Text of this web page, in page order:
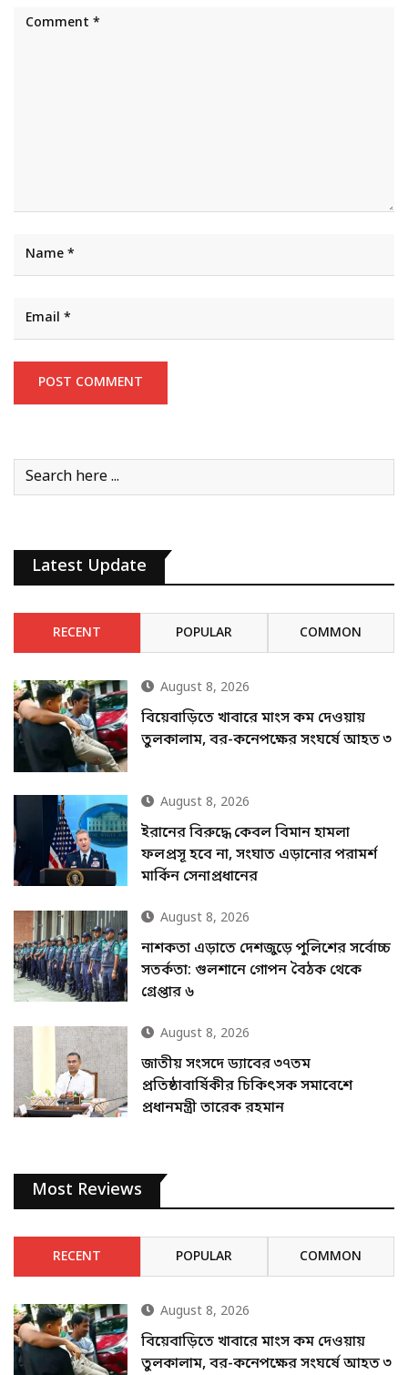
Latest Update
RECENT POPULAR COMMON
August 8, 2026
বিয়েবাড়িতে খাবারে মাংস কম দেওয়ায়
তুলকালাম, বর-কনেপক্ষের সংঘর্ষে আহত ৩
August 8, 2026
ইরানের বিরুদ্ধে কেবল বিমান হামলা
ফলপ্রসূ হবে না, সংঘাত এড়ানোর পরামর্শ
মার্কিন সেনাপ্রধানের
August 8, 2026
নাশকতা এড়াতে দেশজুড়ে পুলিশের সর্বোচ্চ
সতর্কতা: গুলশানে গোপন বৈঠক থেকে
গ্রেপ্তার ৬
August 8, 2026
জাতীয় সংসদে ড্যাবের ৩৭তম
প্রতিষ্ঠাবার্ষিকীর চিকিৎসক সমাবেশে
প্রধানমন্ত্রী তারেক রহমান
Most Reviews
RECENT POPULAR COMMON
August 8, 2026
বিয়েবাড়িতে খাবারে মাংস কম দেওয়ায়
তুলকালাম, বর-কনেপক্ষের সংঘর্ষে আহত ৩